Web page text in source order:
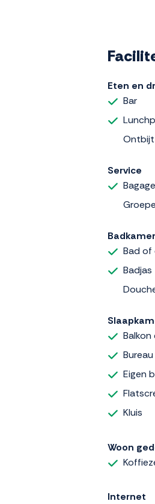
Eten en
Bar
Ontbijt
Service
Badkamer
Bad of
Badjas
Balkon
Bureau
Eigen
Kluis
Woon
Internet